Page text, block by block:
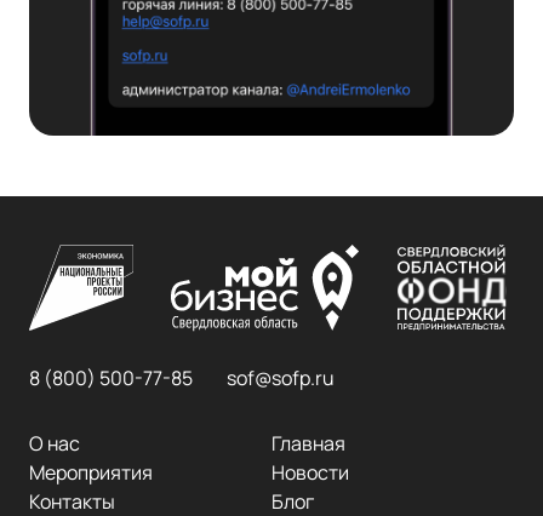
8 (800) 500-77-85 sof@sofp.ru
Главная
О нас
Новости
Мероприятия
Блог
Контакты